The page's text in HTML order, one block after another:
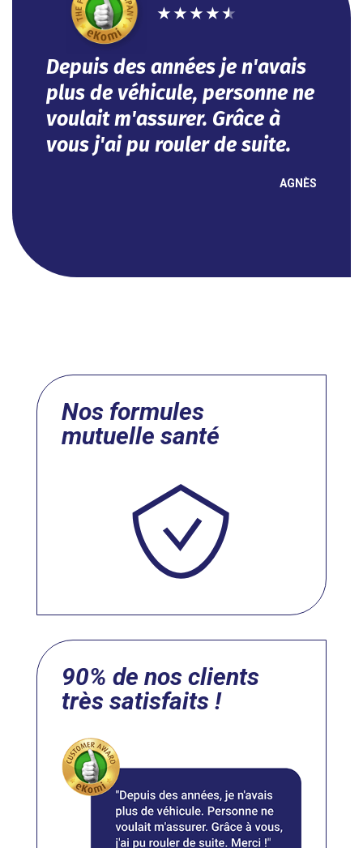
★ ★ ★ ★ ★
n'avais
ne
à
suite.
Efficace, vous avez répondu
mes besoins dans l'urgence.
Tout se fait en ligne.
Impeccable !
Nos formules
mutuelle santé
90% de nos clients
très satisfaits !